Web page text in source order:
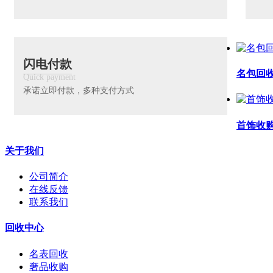
闪电付款
Quick payment
承诺立即付款，多种支付方式
名包回
首饰收
关于我们
公司简介
在线反馈
联系我们
回收中心
名表回收
奢品收购